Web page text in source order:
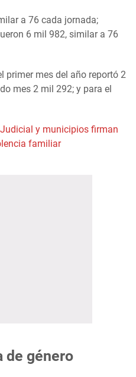
a 76 cada jornada;
6 mil 982, similar a 76
primer mes del año reportó 2
mes 2 mil 292; y para el
y municipios firman
familiar
de género